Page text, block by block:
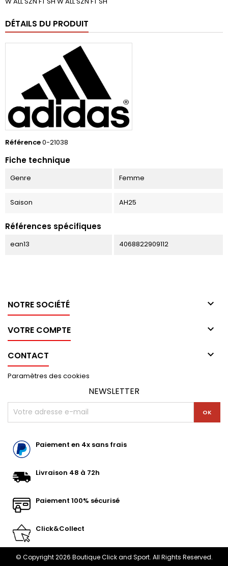
DÉTAILS DU PRODUIT
Référence0-21038
Fiche technique
Genre Femme
Saison AH25
Références spécifiques
ean13 4068822909112
NOTRE SOCIÉTÉ 
VOTRE COMPTE 
CONTACT 
Paramètres des cookies
NEWSLETTER
Paiement en 4x sans frais
Livraison 48 à 72h
Paiement 100% sécurisé
Click&Collect
© Copyright 2026 Boutique Click and Sport. All Rights Reserved.